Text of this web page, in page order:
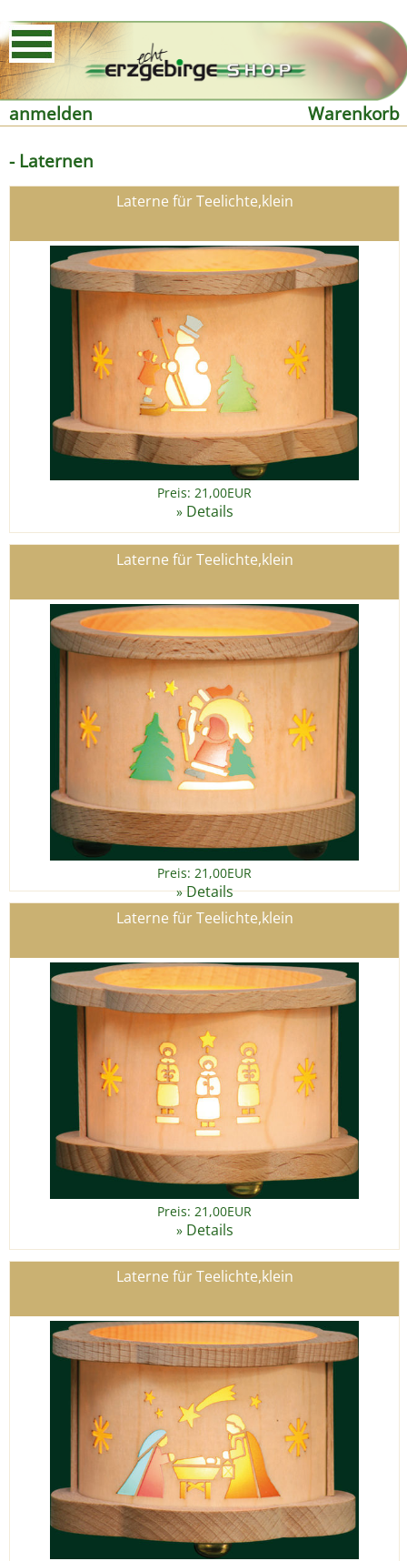
anmelden
Warenkorb
- Laternen
Laterne für Teelichte,klein
Preis: 21,00EUR
» Details
Laterne für Teelichte,klein
Preis: 21,00EUR
»Details
Laterne für Teelichte,klein
Preis: 21,00EUR
» Details
Laterne für Teelichte,klein